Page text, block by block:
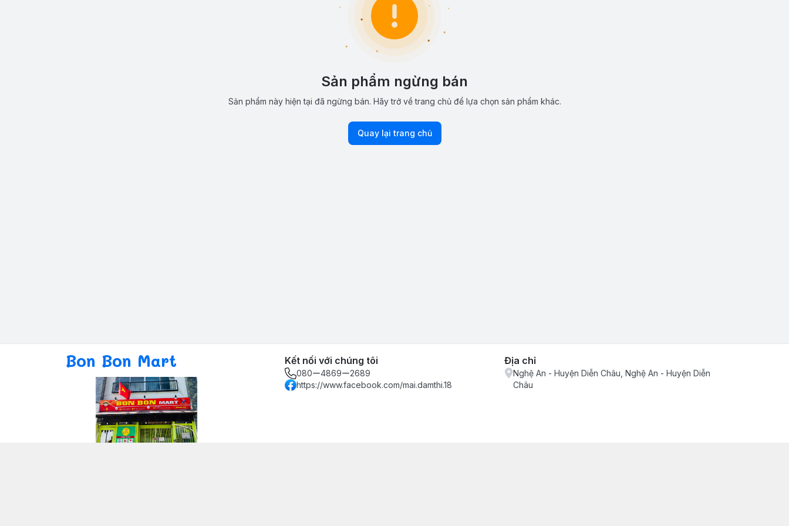
Sản phẩm ngừng bán
Sản phẩm này hiện tại đã ngừng bán. Hãy trở về trang chủ để lựa chọn sản phẩm khác.
Quay lại trang chủ
Bon Bon Mart Kết nối với chúng tôi
080ー4869ー2689
https://www.facebook.com/mai.damthi.18
Địa chỉ
Nghệ An - Huyện Diễn Châu, Nghệ An - Huyện Diễn
Châu